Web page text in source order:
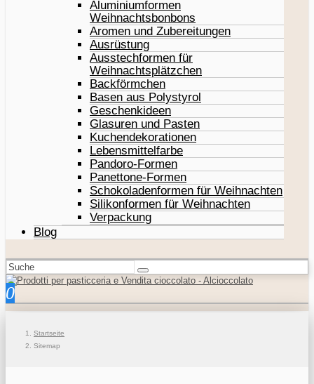
Aluminiumformen
Weihnachtsbonbons
Aromen und Zubereitungen
Ausrüstung
Ausstechformen für
Weihnachtsplätzchen
Backförmchen
Basen aus Polystyrol
Geschenkideen
Glasuren und Pasten
Kuchendekorationen
Lebensmittelfarbe
Pandoro-Formen
Panettone-Formen
Schokoladenformen für Weihnachten
Silikonformen für Weihnachten
Verpackung
Blog
0
Startseite
Sitemap